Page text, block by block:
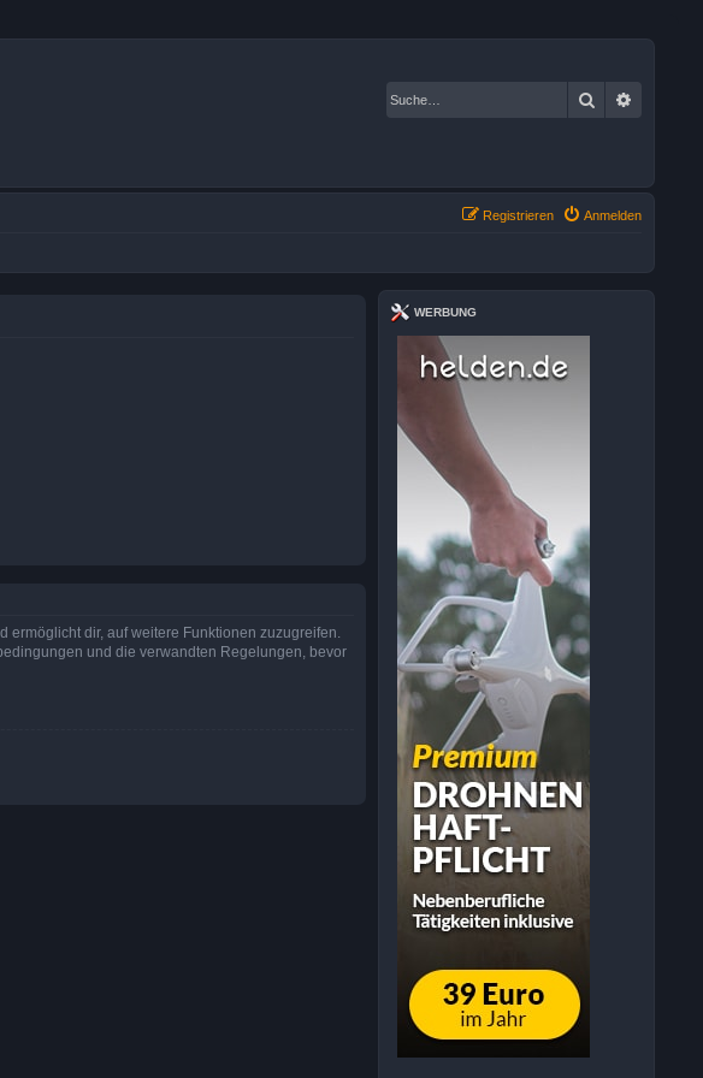
Suche
Anmelden
Registrieren
dir, auf weitere Funktionen zuzugreifen.
und die verwandten Regelungen, bevor
WERBUNG